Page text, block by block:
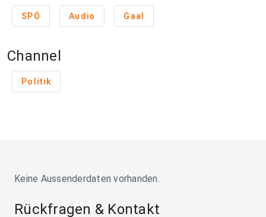
SPÖ Audio Gaal
Channel
Politik
Keine Aussenderdaten vorhanden.
Rückfragen & Kontakt